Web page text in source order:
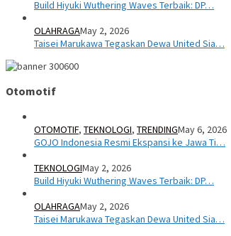
Build Hiyuki Wuthering Waves Terbaik: DP…
OLAHRAGAMay 2, 2026
Taisei Marukawa Tegaskan Dewa United Sia…
Otomotif
OTOMOTIF, TEKNOLOGI, TRENDINGMay 6, 2026
GOJO Indonesia Resmi Ekspansi ke Jawa Ti…
TEKNOLOGIMay 2, 2026
Build Hiyuki Wuthering Waves Terbaik: DP…
OLAHRAGAMay 2, 2026
Taisei Marukawa Tegaskan Dewa United Sia…